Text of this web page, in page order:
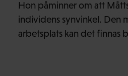
Hon påminner om att
individens synvinkel. Den
arbetsplats kan det finnas